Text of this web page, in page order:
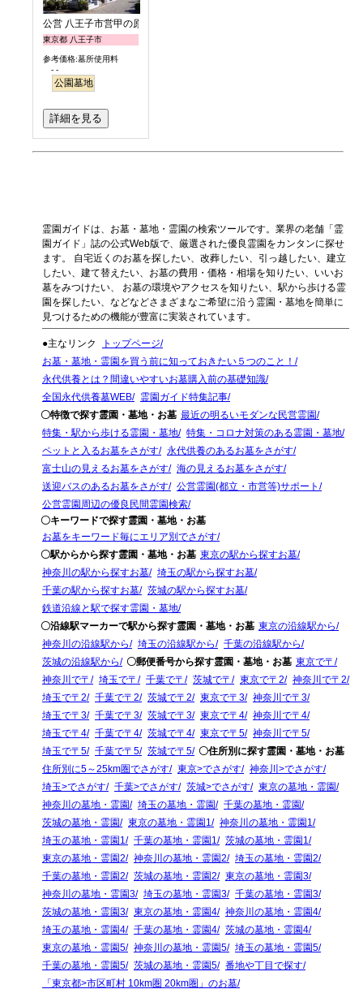
公営 八王子市営甲の原霊園
東京都 八王子市
参考価格:墓所使用料
- -
公園墓地
詳細を見る
霊園ガイドは、お墓・墓地・霊園の検索ツールです。業界の老舗「霊
園ガイド」誌の公式Web版で、厳選された優良霊園をカンタンに探せ
ます。 自宅近くのお墓を探したい、改葬したい、引っ越したい、建立
したい、建て替えたい、お墓の費用・価格・相場を知りたい、いいお
墓をみつけたい、 お墓の環境やアクセスを知りたい、駅から歩ける霊
園を探したい、などなどさまざまなご希望に沿う霊園・墓地を簡単に
見つけるための機能が豊富に実装されています。
●主なリンク
トップページ
お墓・墓地・霊園を買う前に知っておきたい５つのこと！
永代供養とは？間違いやすいお墓購入前の基礎知識
全国永代供養墓WEB
霊園ガイド特集記事
〇特徴で探す霊園・墓地・お墓 最近の明るいモダンな民営霊園
特集・駅から歩ける霊園・墓地
特集・コロナ対策のある霊園・墓地
ペットと入るお墓をさがす
永代供養のあるお墓をさがす
富士山の見えるお墓をさがす
海の見えるお墓をさがす
送迎バスのあるお墓をさがす
公営霊園(都立・市営等)サポート
公営霊園周辺の優良民間霊園検索
〇キーワードで探す霊園・墓地・お墓
お墓をキーワード毎にエリア別でさがす
〇駅からから探す霊園・墓地・お墓 東京の駅から探すお墓
神奈川の駅から探すお墓
埼玉の駅から探すお墓
千葉の駅から探すお墓
茨城の駅から探すお墓
鉄道沿線と駅で探す霊園・墓地
〇沿線駅マーカーで駅から探す霊園・墓地・お墓 東京の沿線駅から
神奈川の沿線駅から
埼玉の沿線駅から
千葉の沿線駅から
茨城の沿線駅から
〇郵便番号から探す霊園・墓地・お墓 東京で〒
神奈川で〒
埼玉で〒 千葉で〒 茨城で〒 東京で〒2
神奈川で〒2
埼玉で〒2
千葉で〒2 茨城で〒2 東京で〒3
神奈川で〒3
埼玉で〒3
千葉で〒3 茨城で〒3 東京で〒4
神奈川で〒4
埼玉で〒4
千葉で〒4 茨城で〒4 東京で〒5
神奈川で〒5
埼玉で〒5
千葉で〒5 茨城で〒5
〇住所別に探す霊園・墓地・お墓
住所別に5～25km圏でさがす
東京>でさがす
神奈川>でさがす
埼玉>でさがす
千葉>でさがす 茨城>でさがす
東京の墓地・霊園
神奈川の墓地・霊園
埼玉の墓地・霊園
千葉の墓地・霊園
茨城の墓地・霊園
東京の墓地・霊園1
神奈川の墓地・霊園1
埼玉の墓地・霊園1
千葉の墓地・霊園1
茨城の墓地・霊園1
東京の墓地・霊園2
神奈川の墓地・霊園2
埼玉の墓地・霊園2
千葉の墓地・霊園2
茨城の墓地・霊園2
東京の墓地・霊園3
神奈川の墓地・霊園3
埼玉の墓地・霊園3
千葉の墓地・霊園3
茨城の墓地・霊園3
東京の墓地・霊園4
神奈川の墓地・霊園4
埼玉の墓地・霊園4
千葉の墓地・霊園4
茨城の墓地・霊園4
東京の墓地・霊園5
神奈川の墓地・霊園5
埼玉の墓地・霊園5
千葉の墓地・霊園5
茨城の墓地・霊園5
番地や丁目で探す
「東京都>市区町村 10km圏 20km圏」のお墓